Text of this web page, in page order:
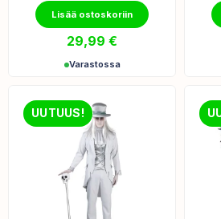
Lisää ostoskoriin
29,99 €
Varastossa
UUTUUS!